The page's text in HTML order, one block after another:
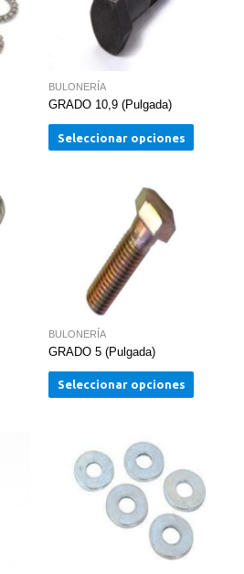
BULONERÍA
GRADO 10,9 (Pulgada)
Seleccionar opciones
BULONERÍA
GRADO 5 (Pulgada)
Seleccionar opciones